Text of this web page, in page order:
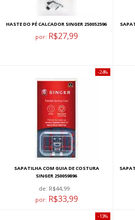
HASTE DO PÉ CALCADOR SINGER 250052596
por: R$27,99
SAPATILHA COM GUIA DE COSTURA
SINGER 250059896
de: R$44,99
por: R$33,99
24%
13%